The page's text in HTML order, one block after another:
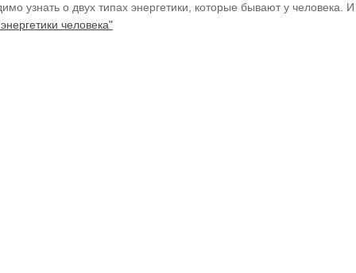
узнать о двух типах энергетики, которые бывают у человека.
человека"